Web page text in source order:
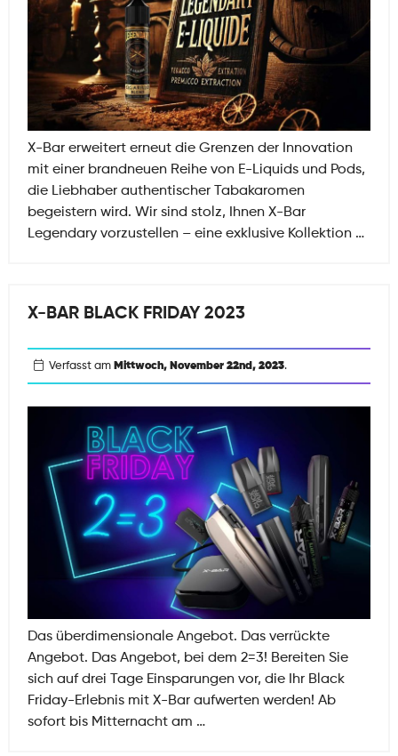
X-Bar erweitert erneut die Grenzen der Innovation
mit einer brandneuen Reihe von E-Liquids und Pods,
die Liebhaber authentischer Tabakaromen
begeistern wird. Wir sind stolz, Ihnen X-Bar
Legendary vorzustellen – eine exklusive Kollektion …
des
X-BAR BLACK FRIDAY 2023
Verfasst am Mittwoch, November 22nd, 2023.
Das überdimensionale Angebot. Das verrückte
Angebot. Das Angebot, bei dem 2=3! Bereiten Sie
sich auf drei Tage Einsparungen vor, die Ihr Black
Friday-Erlebnis mit X-Bar aufwerten werden! Ab
sofort bis Mitternacht am …X-